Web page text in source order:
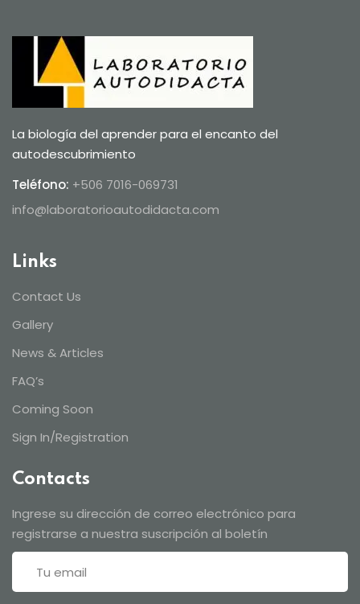
La biología del aprender para el encanto del
autodescubrimiento
Teléfono: +506 7016-069731
info@laboratorioautodidacta.com
Links
Contact Us
Gallery
News & Articles
FAQ’s
Coming Soon
Sign In/Registration
Contacts
Ingrese su dirección de correo electrónico para
registrarse a nuestra suscripción al boletín